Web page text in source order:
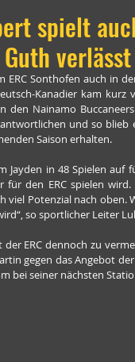
spielt
ERC Sonthofen auch in
Kanadier kam kurz
den Nainamo
und so
Saison erhalten.
Jayden in 48 Spielen auf
für den ERC spielen
viel Potenzial nach oben.
so sportlicher Leiter
ERC dennoch zu
gegen das Angebot
bei seiner nächsten